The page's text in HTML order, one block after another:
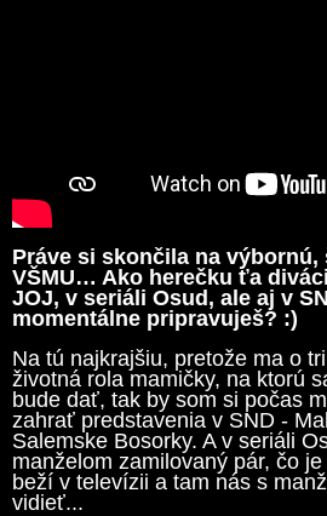
Práve si skončila na výbornú,
VŠMU… Ako herečku ťa
JOJ, v seriáli Osud, ale aj v
momentálne pripravuješ? :)
Na tú najkrajšiu, pretože ma o
životná rola mamičky, na ktorú
bude dať, tak by som si počas
zahrať predstavenia v SND -
Salemske Bosorky. A v seriáli
manželom zamilovaný pár, čo
beží v televízii a tam nás s
vidieť...